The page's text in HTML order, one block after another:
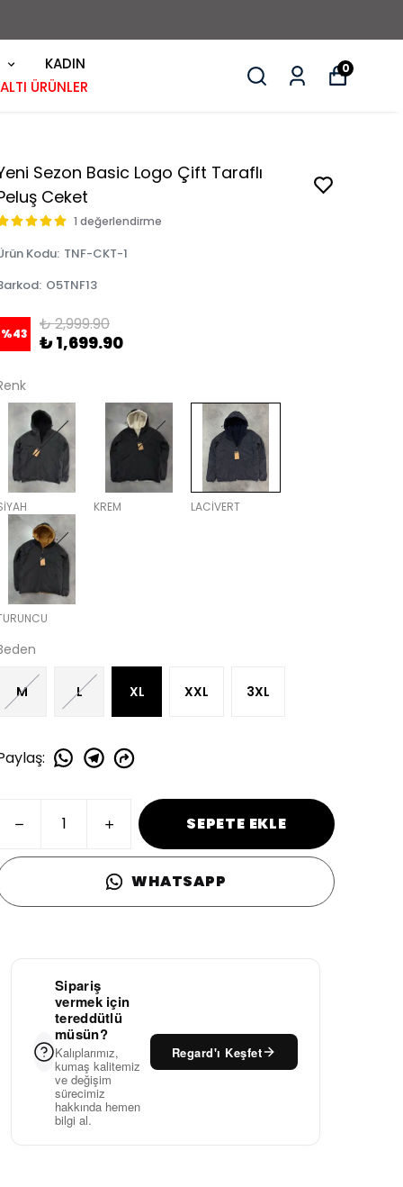
KADIN
ÜRÜNLER
0
Sezon Basic Logo Çift Taraflı
Ceket
1 değerlendirme
Kodu: TNF-CKT-1
: O5TNF13
%43 ₺ 2,999.90
₺ 1,699.90
KREM LACİVERT
M L XL XXL 3XL
:
SEPETE EKLE
WHATSAPP
Sipariş
vermek için
tereddütlü
müsün?
Kalıplarımız,
kumaş kalitemiz
ve değişim
sürecimiz
hakkında hemen
bilgi al.
Regard'ı Keşfet